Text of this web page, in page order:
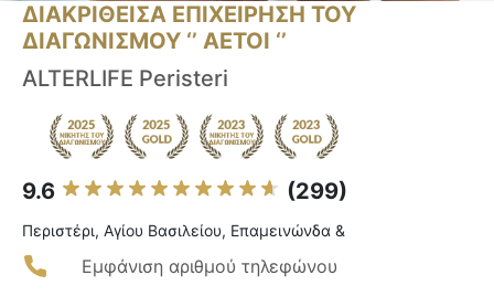
ΔΙΑΚΡΙΘΕΙΣΑ ΕΠΙΧΕΙΡΗΣΗ ΤΟΥ
ΔΙΑΓΩΝΙΣΜΟΥ ‘’ ΑΕΤΟΙ ‘’
ALTERLIFE Peristeri
9.6 (299)
Περιστέρι, Αγίου Βασιλείου, Επαμεινώνδα &
Εμφάνιση αριθμού τηλεφώνου